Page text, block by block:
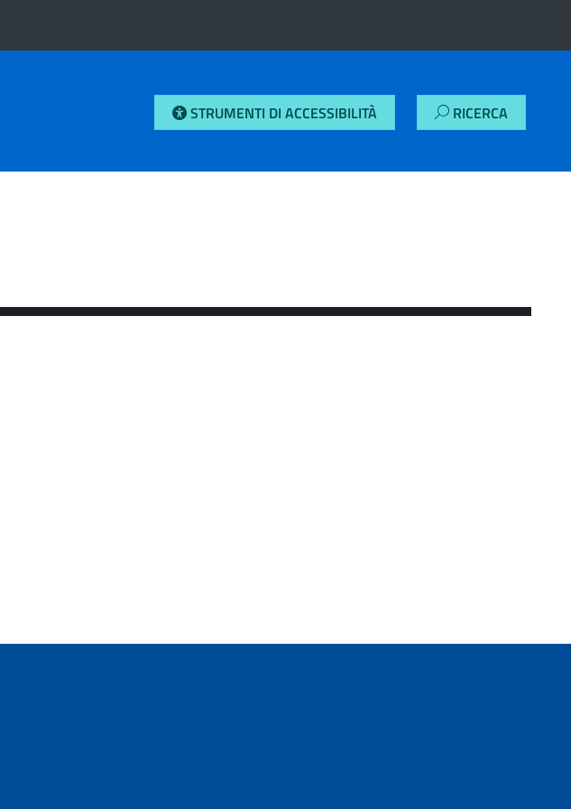
STRUMENTI DI ACCESSIBILITÀ RICERCA